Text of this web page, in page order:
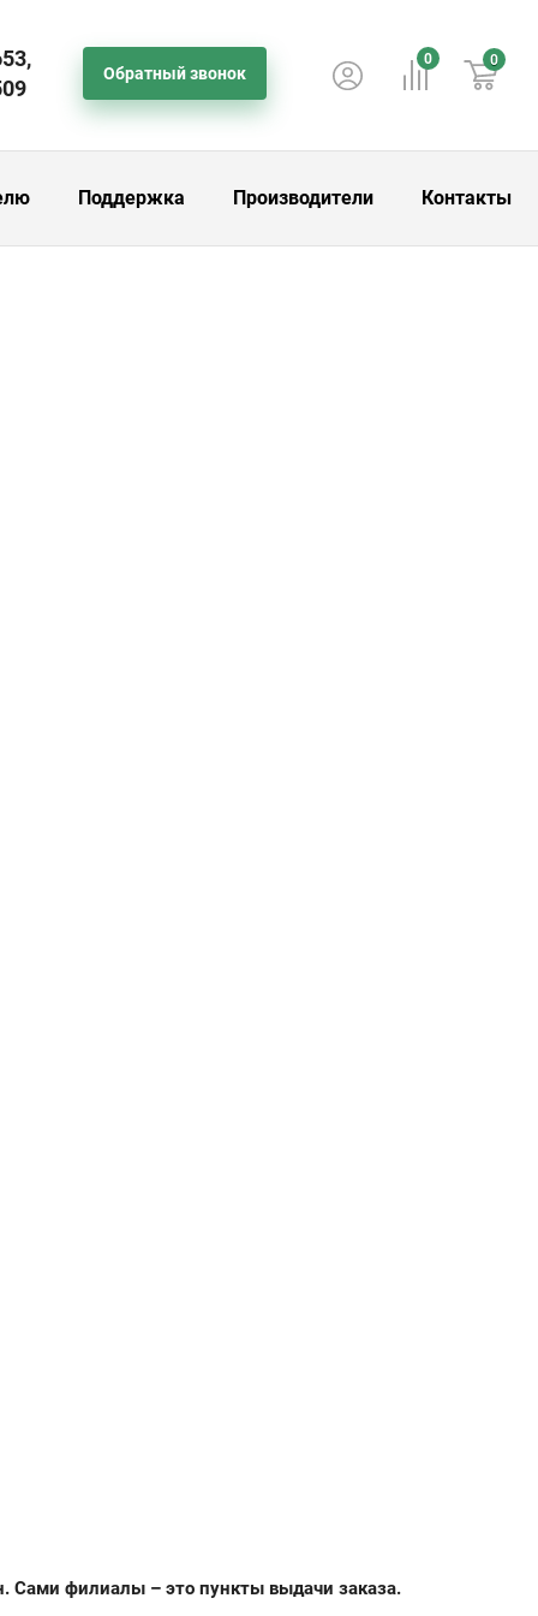
Обратный звонок
0 0
Поддержка Производители Контакты
Сами филиалы – это пункты выдачи заказа.